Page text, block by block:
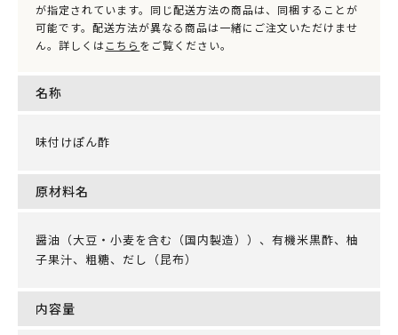
が指定されています。同じ配送方法の商品は、同梱することが
可能です。配送方法が異なる商品は一緒にご注文いただけませ
ん。詳しくはこちら をご覧ください。
名称
味付けぽん酢
原材料名
醤油（大豆・小麦を含む（国内製造））、有機米黒酢、柚
子果汁、粗糖、だし（昆布）
内容量